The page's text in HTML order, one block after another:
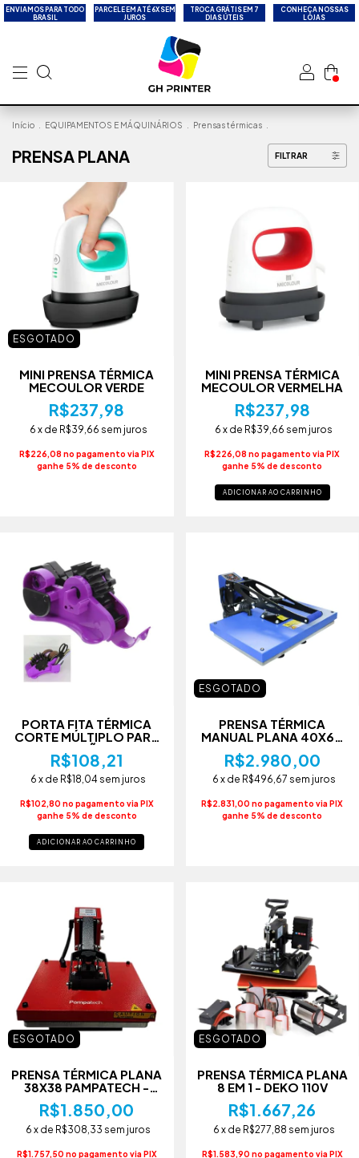
ENVIAMOS PARA TODO
BRASIL
PARCELE EM ATÉ 6X SEM
JUROS
TROCA GRÁTIS EM 7
DIAS ÚTEIS
CONHEÇA NOSSAS
LOJAS
Início EQUIPAMENTOS E MÁQUINÁRIOS Prensas térmicas
PRENSA PLANA FILTRAR
ESGOTADO
MINI PRENSA TÉRMICA
MECOULOR VERDE
R$237,98
6 x de R$39,66 sem juros
R$226,08 no pagamento via PIX
ganhe 5% de desconto
MINI PRENSA TÉRMICA
MECOULOR VERMELHA
R$237,98
6 x de R$39,66 sem juros
R$226,08 no pagamento via PIX
ganhe 5% de desconto
ADICIONAR AO CARRINHO
PORTA FITA TÉRMICA
CORTE MÚLTIPLO PARA
SUBLIMAÇÃO ROXO
R$108,21
6 x de R$18,04 sem juros
R$102,80 no pagamento via PIX
ganhe 5% de desconto
ADICIONAR AO CARRINHO
ESGOTADO
PRENSA TÉRMICA
MANUAL PLANA 40X60
CM LIVESUB - 110V -
R$2.980,00
6 x de R$496,67 sem juros
R$2.831,00 no pagamento via PIX
ganhe 5% de desconto
ESGOTADO
PRENSA TÉRMICA PLANA
38X38 PAMPATECH -
DEKO 110V -
R$1.850,00
6 x de R$308,33 sem juros
R$1.757,50 no pagamento via PIX
ESGOTADO
PRENSA TÉRMICA PLANA
8 EM 1 - DEKO 110V
R$1.667,26
6 x de R$277,88 sem juros
R$1.583,90 no pagamento via PIX